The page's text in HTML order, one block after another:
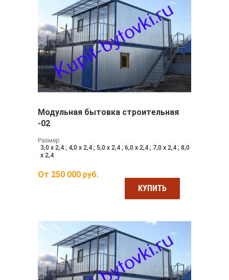
Модульная бытовка строительная
-02
Размер:
3,0 х 2,4 ; 4,0 х 2,4 ; 5,0 х 2,4 ; 6,0 х 2,4 ; 7,0 х 2,4 ; 8,0
х 2,4
От 250 000 руб.
КУПИТЬ